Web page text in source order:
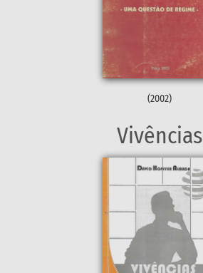
(2002)
Vivências